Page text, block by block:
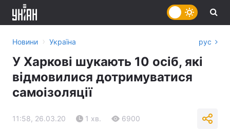
Новини › Україна рус
У Харкові шукають 10 осіб, які
відмовилися дотримуватися
самоізоляції
11:58, 26.03.20 1 хв. 6900